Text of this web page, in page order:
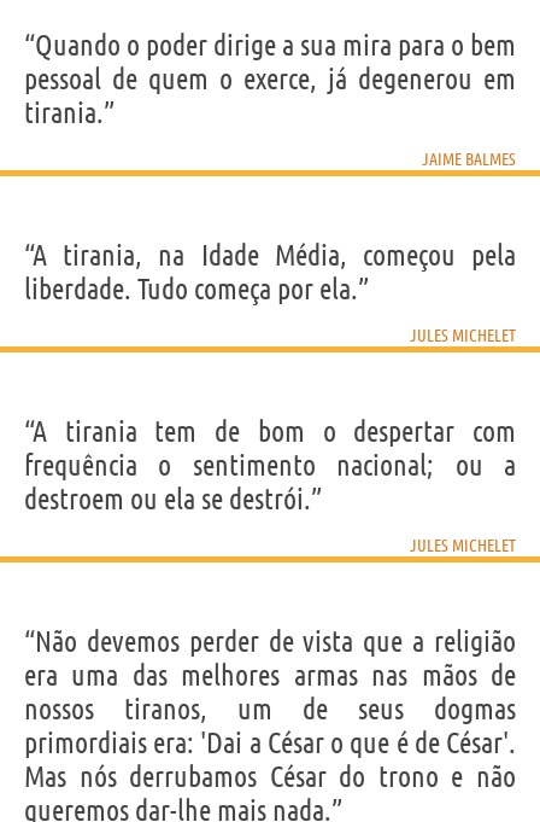
“Quando o poder dirige a sua mira para o bem
pessoal de quem o exerce, já degenerou em
tirania.”
JAIME BALMES
“A tirania, na Idade Média, começou pela
liberdade. Tudo começa por ela.”
JULES MICHELET
“A tirania tem de bom o despertar com
frequência o sentimento nacional; ou a
destroem ou ela se destrói.”
JULES MICHELET
“Não devemos perder de vista que a religião
era uma das melhores armas nas mãos de
nossos tiranos, um de seus dogmas
primordiais era: 'Dai a César o que é de César'.
Mas nós derrubamos César do trono e não
queremos dar-lhe mais nada.”